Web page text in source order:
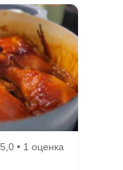
5,0 • 1 оценка